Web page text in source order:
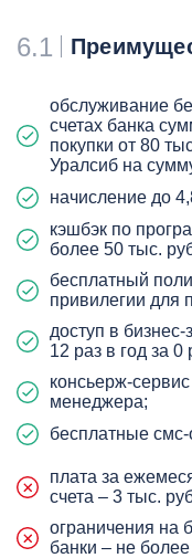
6.1
обслуживание
счетах банка
покупки от 80
Уралсиб на
начисление до
кэшбэк по
более 50 тыс.
бесплатный
привилегии для
доступ в
12 раз в год за 0
консьерж-
менеджера;
бесплатные
плата за
счета – 3 тыс.
ограничения на
банки – не